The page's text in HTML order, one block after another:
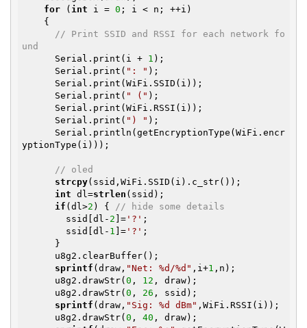
for ( int i = 0 ; i < n; ++i)
// Print SSID and RSSI for each network fo
und
      Serial.print(i +
1 );
      Serial.print(
": " );
      Serial.print(
" (" );
      Serial.print(
") " );
yptionType(i)));
// oled
strcpy(ssid,WiFi.SSID(i).c_str());
int dl=strlen (ssid);
if (dl>2 ) { // hide some details
        ssid[dl-
2 ]= '?' ;
        ssid[dl-
1 ]= '?' ;
sprintf (draw, "Net: %d/%d" ,i+1 ,n);
      u8g2.drawStr(
0 , 12 , draw);
      u8g2.drawStr(
0 , 26 , ssid);
sprintf (draw, "Sig: %d dBm" ,WiFi.RSSI(i));
      u8g2.drawStr(
0 , 40 , draw);